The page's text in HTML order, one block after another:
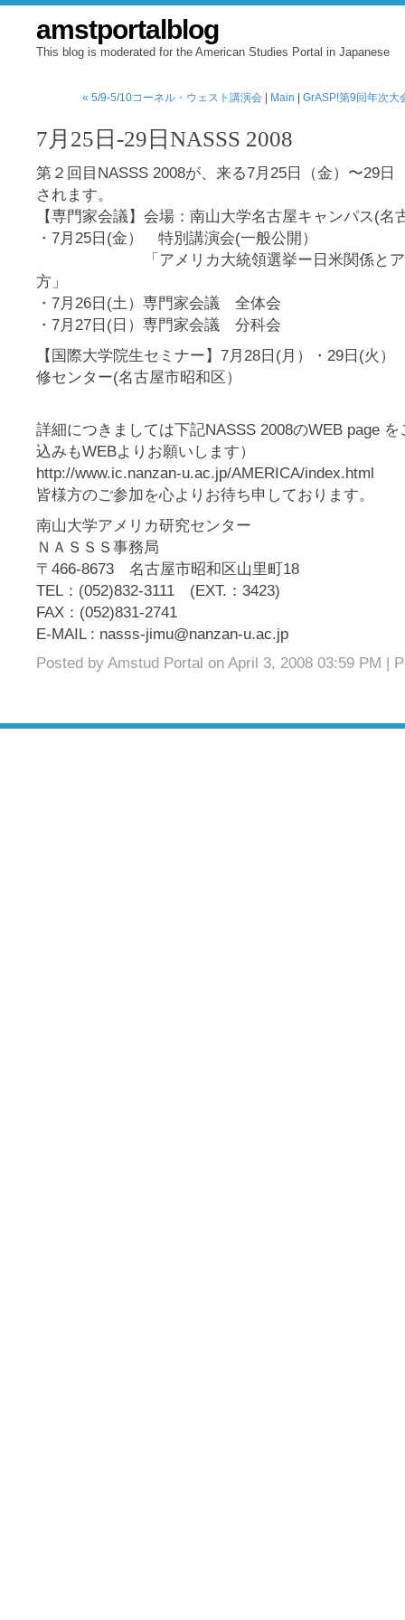
amstportalblog
This blog is moderated for the American Studies Portal in Japanese
« 5/9-5/10コーネル・ウェスト講演会| Main GrASP!第9回年次大
7月25日-29日NASSS 2008
第２回目NASSS 2008が、来る7月25日（金）〜29日
されます。
【専門家会議】会場：南山大学名古屋キャンパス(名
・7月25日(金） 特別講演会(一般公開）
「アメリカ大統領選挙ー日米関係とアメ
方」
・7月26日(土）専門家会議 全体会
・7月27日(日）専門家会議 分科会
【国際大学院生セミナー】7月28日(月）・29日(火
修センター(名古屋市昭和区）
詳細につきましては下記NASSS 2008のWEB page
込みもWEBよりお願いします）
http://www.ic.nanzan-u.ac.jp/AMERICA/index.html
皆様方のご参加を心よりお待ち申しております。
南山大学アメリカ研究センター
ＮＡＳＳＳ事務局
〒466-8673 名古屋市昭和区山里町18
TEL：(052)832-3111 (EXT.：3423)
FAX：(052)831-2741
E-MAIL : nasss-jimu@nanzan-u.ac.jp
Posted by Amstud Portal on April 3, 2008 03:59 PM |